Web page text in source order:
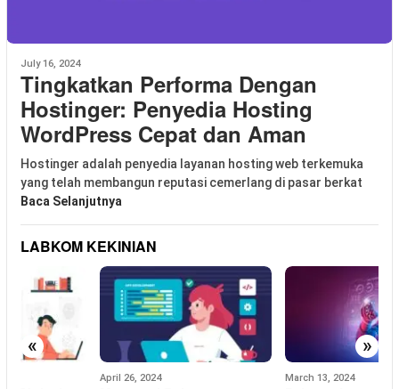
July 16, 2024
Tingkatkan Performa Dengan
Hostinger: Penyedia Hosting
WordPress Cepat dan Aman
Hostinger adalah penyedia layanan hosting web terkemuka
yang telah membangun reputasi cemerlang di pasar berkat
Baca Selanjutnya
LABKOM KEKINIAN
« »